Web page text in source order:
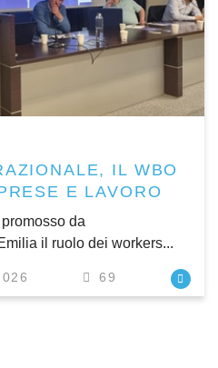
IL WBO
E LAVORO
da
il ruolo dei workers...
69